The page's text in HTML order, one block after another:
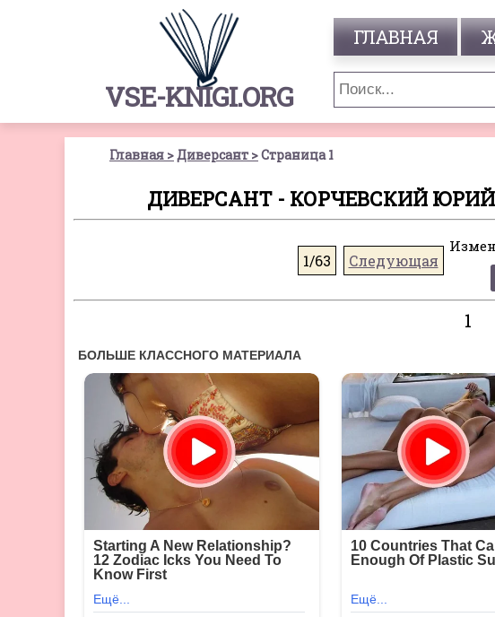
VSE-KNIGI.ORG
ГЛАВНАЯ
Главная Диверсант Страница 1
ДИВЕРСАНТ - КОРЧЕВСКИЙ
1/63 Следующая
1